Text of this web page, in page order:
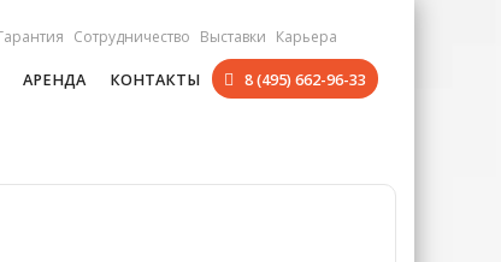
Сотрудничество Выставки Карьера
АРЕНДА КОНТАКТЫ 8 (495) 662-96-33